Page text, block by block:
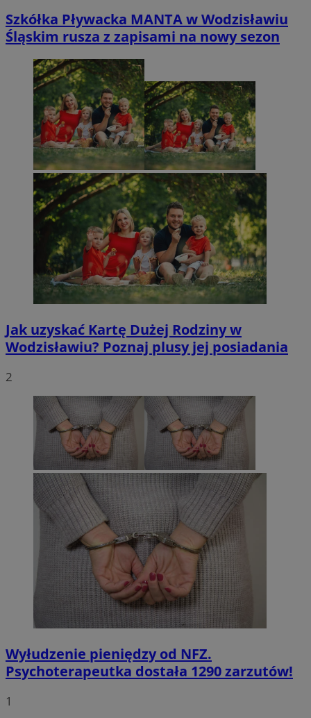
Szkółka Pływacka MANTA w Wodzisławiu
Śląskim rusza z zapisami na nowy sezon
Jak uzyskać Kartę Dużej Rodziny w
Wodzisławiu? Poznaj plusy jej posiadania
2
Wyłudzenie pieniędzy od NFZ.
Psychoterapeutka dostała 1290 zarzutów!
1